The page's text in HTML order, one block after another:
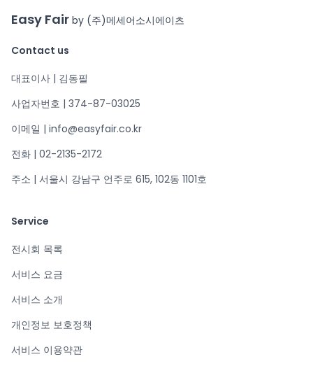
Easy Fair by (주)메세어소시에이츠
Contact us
대표이사 | 김동필
사업자번호 | 374-87-03025
이메일 | info@easyfair.co.kr
전화 | 02-2135-2172
주소 | 서울시 강남구 언주로 615, 102동 1101호
Service
전시회 목록
서비스 요금
서비스 소개
개인정보 보호정책
서비스 이용약관